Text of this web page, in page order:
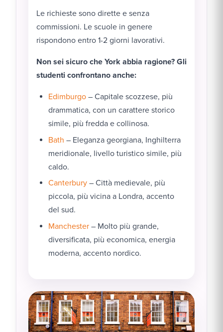
Le richieste sono dirette e senza
commissioni. Le scuole in genere
rispondono entro 1-2 giorni lavorativi.
Non sei sicuro che York abbia ragione? Gli
studenti confrontano anche:
Edimburgo – Capitale scozzese, più
drammatica, con un carattere storico
simile, più fredda e collinosa.
Bath – Eleganza georgiana, Inghilterra
meridionale, livello turistico simile, più
caldo.
Canterbury – Città medievale, più
piccola, più vicina a Londra, accento
del sud.
Manchester – Molto più grande,
diversificata, più economica, energia
moderna, accento nordico.